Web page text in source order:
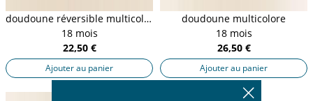
doudoune réversible multicolore
18 mois
22,50 €
Ajouter au panier
doudoune multicolore
18 mois
26,50 €
Ajouter au panier